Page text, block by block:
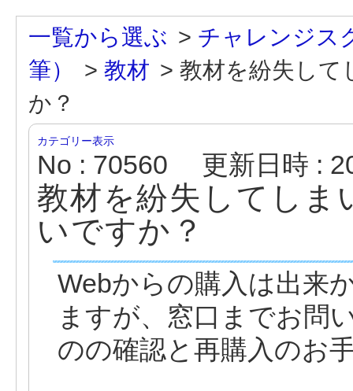
一覧から選ぶ > チャレンジス
筆）
> 教材 > 教材を紛失して
か？
カテゴリー表示
No : 70560 更新日時 :
教材を紛失してしま
いですか？
Webからの購入は出来
ますが、窓口までお問
のの確認と再購入のお